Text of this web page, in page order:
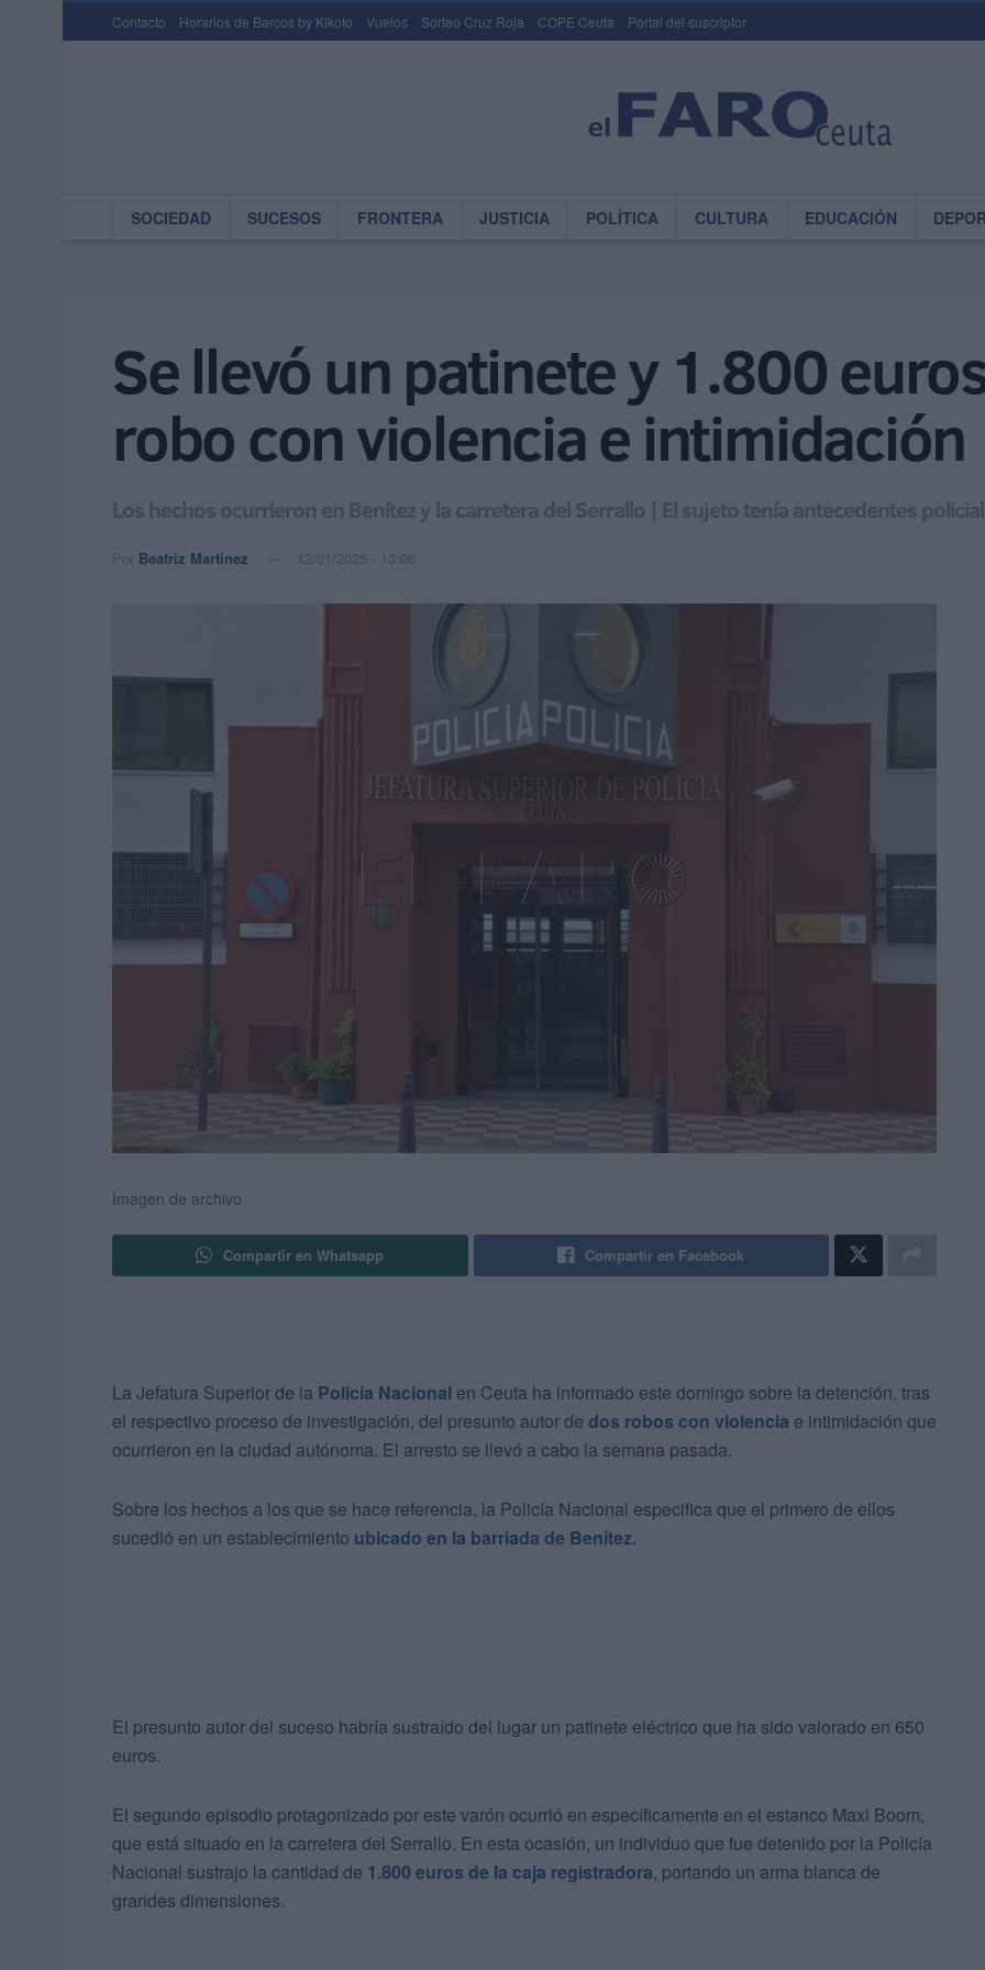
Contacto Horarios de Barcos by Kikoto Vuelos Sorteo Cruz Roja COPE Ceuta Portal del suscriptor
SOCIEDAD SUCESOS FRONTERA JUSTICIA POLÍTICA CULTURA EDUCACIÓN
Se llevó un patinete y 1.800
robo con violencia e intimidación
Los hechos ocurrieron en Benítez y la carretera del Serrallo | El sujeto tenía antecedentes
Por Beatriz Martínez 12/01/2025 - 13:06
Imagen de archivo
Compartir en Whatsapp Compartir en Facebook
La Jefatura Superior de la Policía Nacional en Ceuta ha informado este domingo sobre la detención, tras
el respectivo proceso de investigación, del presunto autor de dos robos con violencia e intimidación que
ocurrieron en la ciudad autónoma. El arresto se llevó a cabo la semana pasada.
Sobre los hechos a los que se hace referencia, la Policía Nacional especifica que el primero de ellos
sucedió en un establecimiento ubicado en la barriada de Benítez.
El presunto autor del suceso habría sustraído del lugar un patinete eléctrico que ha sido valorado en 650
euros.
El segundo episodio protagonizado por este varón ocurrió en específicamente en el estanco Maxi Boom,
que está situado en la carretera del Serrallo. En esta ocasión, un individuo que fue detenido por la Policía
Nacional sustrajo la cantidad de 1.800 euros de la caja registradora, portando un arma blanca de
grandes dimensiones.